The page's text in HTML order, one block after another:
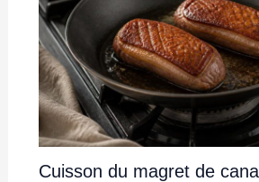
Cuisson du magret de